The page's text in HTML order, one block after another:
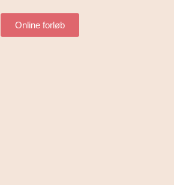
Online forløb